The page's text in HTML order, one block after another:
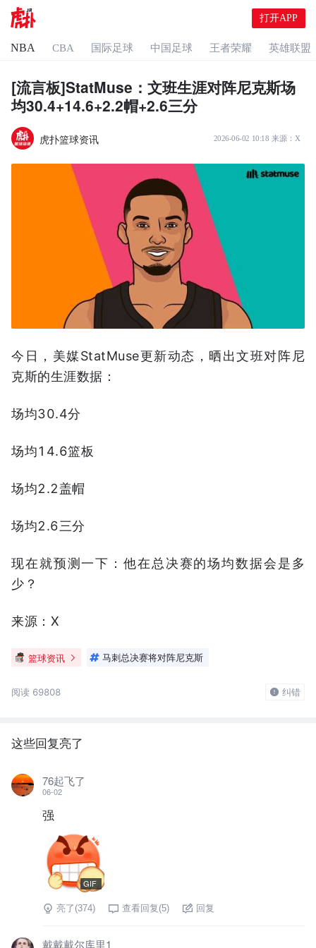
打开APP
NBA CBA 国际足球 中国足球 王者荣耀 英雄联盟
[流言板]StatMuse：文班生涯对阵尼克斯场
均30.4+14.6+2.2帽+2.6三分
虎扑篮球资讯 2026-06-02 10:18 来源： X
今日，美媒StatMuse更新动态，晒出文班对阵尼
克斯的生涯数据：
场均30.4分
场均14.6篮板
场均2.2盖帽
场均2.6三分
现在就预测一下：他在总决赛的场均数据会是多
少？
来源：X
篮球资讯 马刺总决赛将对阵尼克斯
阅读 69808 纠错
这些回复亮了
76起飞了
06-02
强
GIF
亮了(374) 查看回复(5) 回复
戴戴戴尔库里1